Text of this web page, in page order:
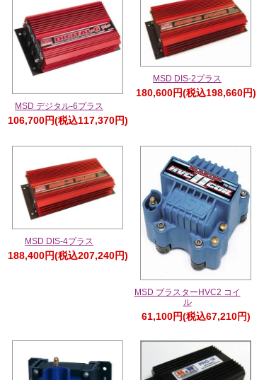
MSD デジタル-6プラス
106,700円(税込117,370円)
MSD DIS-2プラス
180,600円(税込198,660円)
MSD DIS-4プラス
188,400円(税込207,240円)
MSD ブラスターHVC2 コイ
ル
61,100円(税込67,210円)